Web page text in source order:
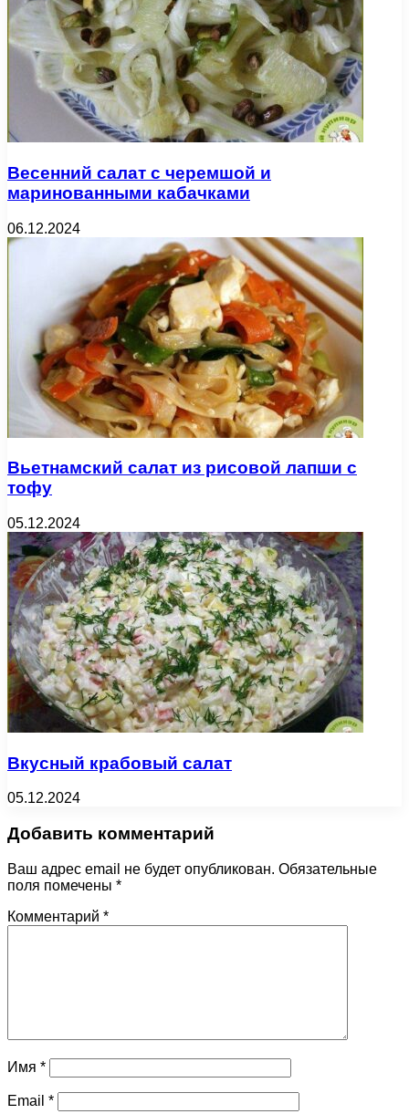
Весенний салат с черемшой и
маринованными кабачками
06.12.2024
Вьетнамский салат из рисовой лапши с
тофу
05.12.2024
Вкусный крабовый салат
05.12.2024
Добавить комментарий
Ваш адрес email не будет опубликован. Обязательные
поля помечены *
Комментарий *
Имя *
Email *